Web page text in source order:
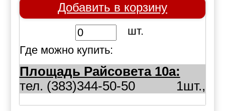
Добавить в корзину
шт.
Где можно купить:
Площадь Райсовета 10а:
1шт.,
тел. (383)344-50-50